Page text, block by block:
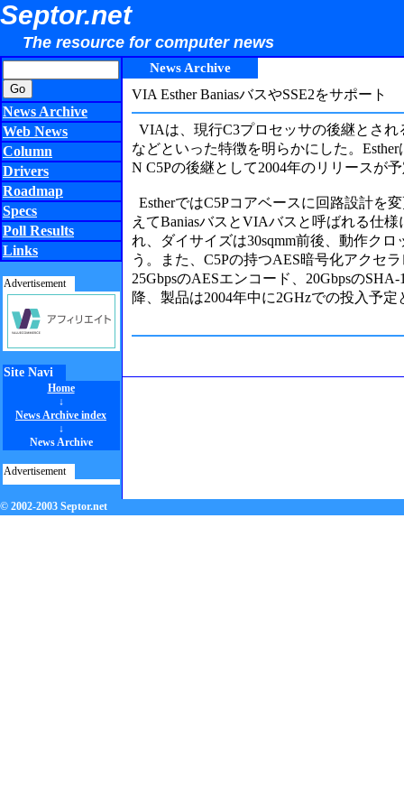
Septor.net
The resource for computer news
News Archive
Web News
Column
Drivers
Roadmap
Specs
Poll Results
Links
Advertisement
Site Navi
Home
↓
News Archive index
↓
News Archive
Advertisement
News Archive
VIA Esther BaniasバスやSSE2をサポート
VIAは、現行C3プロセッサの後継とされ
などといった特徴を明らかにした。
N C5Pの後継として2004年のリリースが
EstherではC5Pコアベースに回路設計を
えてBaniasバスとVIAバスと呼ばれる仕
れ、ダイサイズは30sqmm前後、動作ク
う。また、C5Pの持つAES暗号化アクセ
25GbpsのAESエンコード、20Gbpsの
降、製品は2004年中に2GHzでの投入予
© 2002-2003 Septor.net